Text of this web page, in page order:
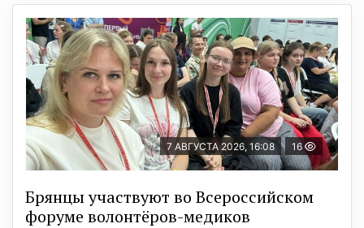
7 АВГУСТА 2026, 16:08 16
Брянцы участвуют во Всероссийском
форуме волонтёров-медиков